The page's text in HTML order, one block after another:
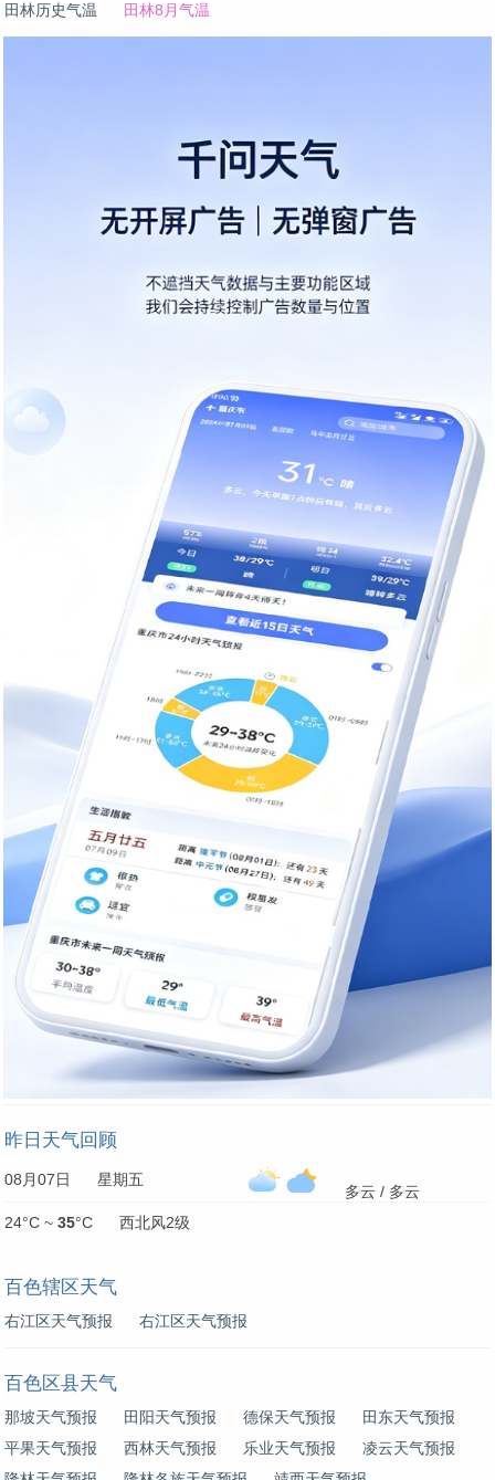
田林历史气温 田林8月气温
昨日天气回顾
08月07日 星期五
多云 / 多云
24°C ~ 35°C 西北风2级
百色辖区天气
右江区天气预报 右江区天气预报
百色区县天气
那坡天气预报 田阳天气预报 德保天气预报
田东天气预报
平果天气预报
西林天气预报 乐业天气预报
凌云天气预报